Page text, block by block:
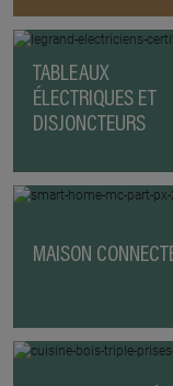
TABLEAUX
ÉLECTRIQUES ET
DISJONCTEURS
MAISON